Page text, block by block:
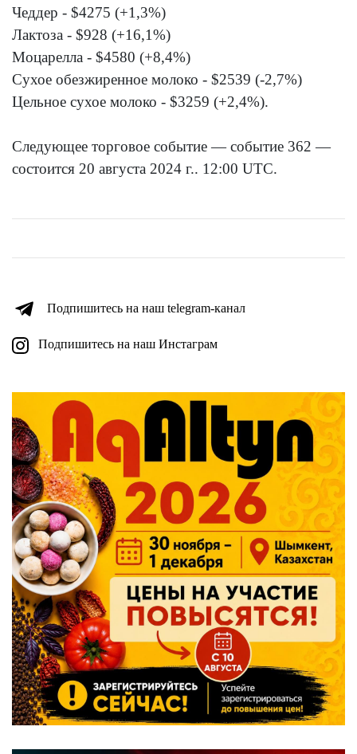
Чеддер - $4275 (+1,3%)
Лактоза - $928 (+16,1%)
Моцарелла - $4580 (+8,4%)
Сухое обезжиренное молоко - $2539 (-2,7%)
Цельное сухое молоко - $3259 (+2,4%).
Следующее торговое событие — событие 362 —
состоится 20 августа 2024 г.. 12:00 UTC.
Подпишитесь на наш telegram-канал
Подпишитесь на наш Инстаграм